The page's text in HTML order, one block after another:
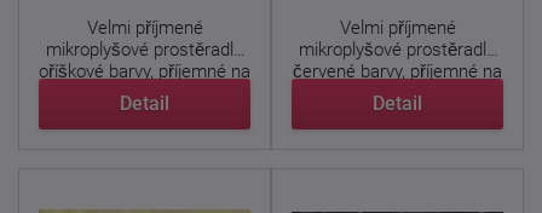
Velmi příjmené
mikroplyšové prostěradlo
oříškové barvy, příjemné na
...
Detail
Velmi příjmené
mikroplyšové prostěradlo
červené barvy, příjemné na
...
Detail